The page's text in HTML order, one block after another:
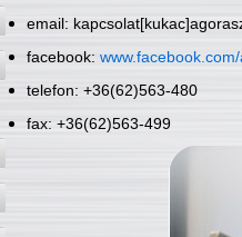
email:
facebook:
telefon: +36(62)563-480
fax: +36(62)563-499